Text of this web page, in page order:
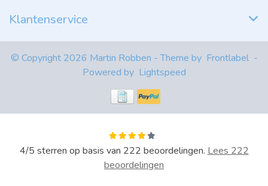
Klantenservice
© Copyright 2026 Martin Robben - Theme by Frontlabel -
Powered by Lightspeed
4/5 sterren op basis van 222 beoordelingen. Lees 222
beoordelingen